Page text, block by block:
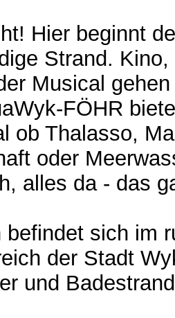
Hier beginnt
Strand.
Musical
FÖHR
ob Thalasso,
oder
alles da - das
befindet sich im
der Stadt
und